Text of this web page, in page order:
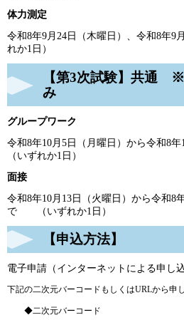
体力測定
令和8年9月24日（木曜日）、令和8
れか1日）
【第3次試験】共通
み
グループワーク
令和8年10月5日（月曜日）から令和
（いずれか1日）
面接
令和8年10月13日（火曜日）から令和8
で （いずれか1日）
【申込方法】
電子申請（インターネットによる申し込
下記の二次元バーコードもしくはURLから申
◆二次元バーコード